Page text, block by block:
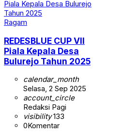
Ragam
REDESBLUE CUP VII
Piala Kepala Desa
Bulurejo Tahun 2025
calendar_month
Selasa, 2 Sep 2025
account_circle
Redaksi Pagi
visibility133
0Komentar